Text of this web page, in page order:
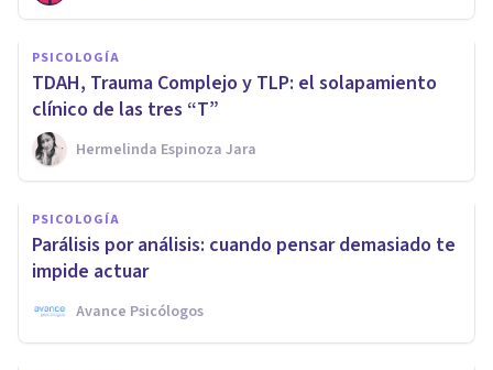
PSICOLOGÍA
TDAH, Trauma Complejo y TLP: el solapamiento
clínico de las tres “T”
Hermelinda Espinoza Jara
PSICOLOGÍA
Parálisis por análisis: cuando pensar demasiado te
impide actuar
Avance Psicólogos